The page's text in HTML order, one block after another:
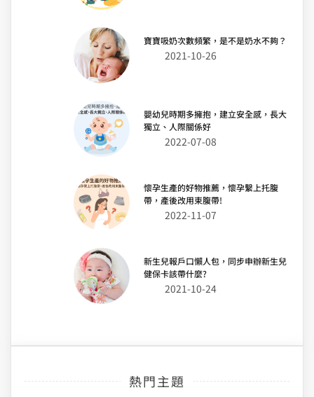
寶寶吸奶次數頻繁，是不是奶水不夠？
2021-10-26
嬰幼兒時期多擁抱，建立安全感，長大
獨立、人際關係好
2022-07-08
懷孕生產的好物推薦，懷孕繫上托腹
帶，產後改用束腹帶!
2022-11-07
新生兒報戶口懶人包，同步申辦新生兒
健保卡該帶什麼?
2021-10-24
熱門主題